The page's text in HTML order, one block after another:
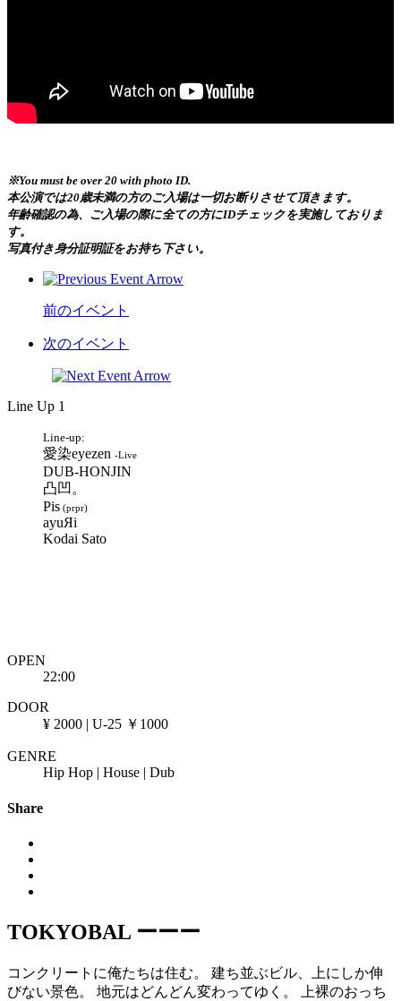
※You must be over 20 with photo ID.
本公演では20歳未満の方のご入場は一切お断りさせて頂きます。
年齢確認の為、ご入場の際に全ての方にIDチェックを実施しておりま
す。
写真付き身分証明証をお持ち下さい。
前のイベント
次のイベント
Line Up 1
Line-up:
愛染eyezen -Live
DUB-HONJIN
凸凹。
Pis (prpr)
ayuЯi
Kodai Sato
OPEN
22:00
DOOR
¥ 2000 | U-25 ￥1000
GENRE
Hip Hop | House | Dub
Share
TOKYOBAL ーーー
コンクリートに俺たちは住む。 建ち並ぶビル、上にしか伸
びない景色。 地元はどんどん変わってゆく。 上裸のおっち